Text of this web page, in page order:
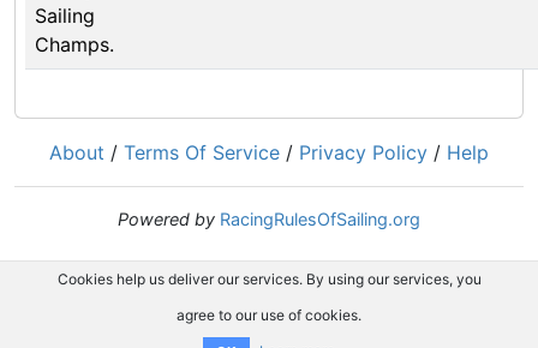
Sailing
Champs.
About / Terms Of Service / Privacy Policy / Help
Powered by RacingRulesOfSailing.org
Cookies help us deliver our services. By using our services, you
agree to our use of cookies.